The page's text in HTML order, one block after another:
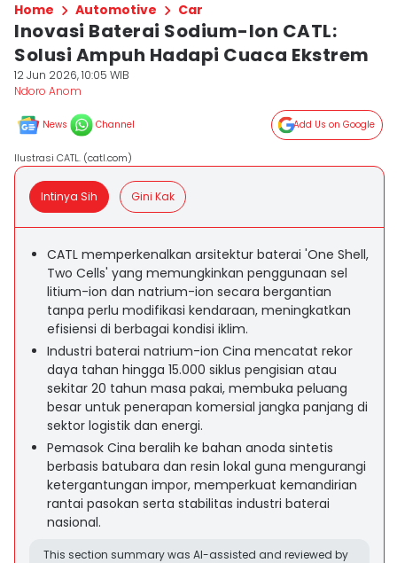
Home Automotive Car
Inovasi Baterai Sodium-Ion CATL:
Solusi Ampuh Hadapi Cuaca Ekstrem
12 Jun 2026, 10:05 WIB
Ndoro Anom
News Channel Add Us on Google
Ilustrasi CATL. (catl.com)
Intinya Sih Gini Kak
CATL memperkenalkan arsitektur baterai 'One Shell,
Two Cells' yang memungkinkan penggunaan sel
litium-ion dan natrium-ion secara bergantian
tanpa perlu modifikasi kendaraan, meningkatkan
efisiensi di berbagai kondisi iklim.
Industri baterai natrium-ion Cina mencatat rekor
daya tahan hingga 15.000 siklus pengisian atau
sekitar 20 tahun masa pakai, membuka peluang
besar untuk penerapan komersial jangka panjang di
sektor logistik dan energi.
Pemasok Cina beralih ke bahan anoda sintetis
berbasis batubara dan resin lokal guna mengurangi
ketergantungan impor, memperkuat kemandirian
rantai pasokan serta stabilitas industri baterai
nasional.
This section summary was AI-assisted and reviewed by